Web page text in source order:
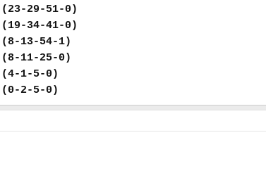
(23-29-51-0)
(19-34-41-0)
(8-13-54-1)
(8-11-25-0)
(4-1-5-0)
(0-2-5-0)